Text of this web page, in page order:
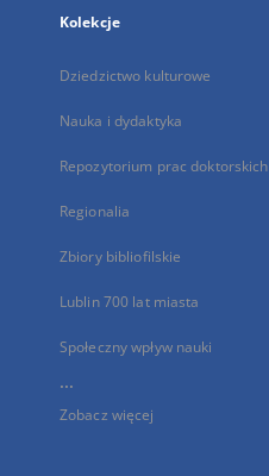
Kolekcje
Dziedzictwo kulturowe
Nauka i dydaktyka
Repozytorium prac doktorskich
Regionalia
Zbiory bibliofilskie
Lublin 700 lat miasta
Społeczny wpływ nauki
...
Zobacz więcej